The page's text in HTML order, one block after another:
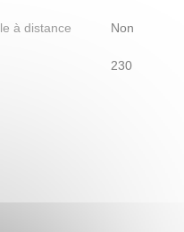
à distance Non
230